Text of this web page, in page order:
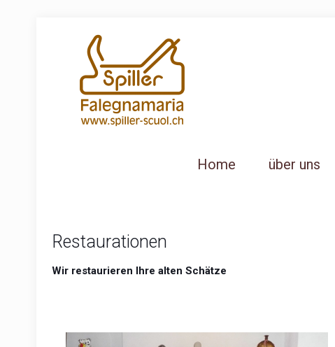
Home über uns
Restaurationen
Wir restaurieren Ihre alten Schätze